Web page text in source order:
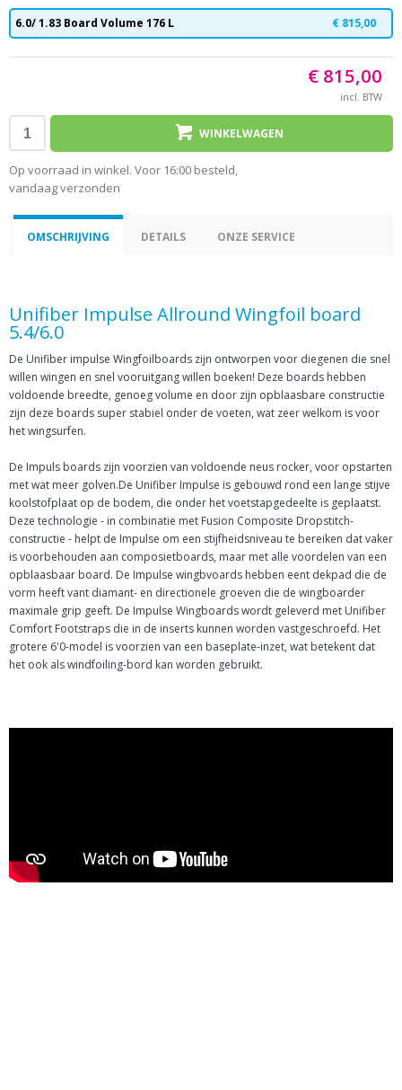
6.0/ 1.83 Board Volume 176 L € 815,00
€ 815,00
incl. BTW
WINKELWAGEN
Op voorraad in winkel. Voor 16:00 besteld,
vandaag verzonden
OMSCHRIJVING DETAILS ONZE SERVICE
Unifiber Impulse Allround Wingfoil board
5.4/6.0
De Unifiber impulse Wingfoilboards zijn ontworpen voor diegenen die snel
willen wingen en snel vooruitgang willen boeken! Deze boards hebben
voldoende breedte, genoeg volume en door zijn opblaasbare constructie
zijn deze boards super stabiel onder de voeten, wat zeer welkom is voor
het wingsurfen.
De Impuls boards zijn voorzien van voldoende neus rocker, voor opstarten
met wat meer golven.De Unifiber Impulse is gebouwd rond een lange stijve
koolstofplaat op de bodem, die onder het voetstapgedeelte is geplaatst.
Deze technologie - in combinatie met Fusion Composite Dropstitch-
constructie - helpt de Impulse om een ​​stijfheidsniveau te bereiken dat vaker
is voorbehouden aan composietboards, maar met alle voordelen van een
opblaasbaar board. De Impulse wingbvoards hebben eent dekpad die de
vorm heeft vant diamant- en directionele groeven die de wingboarder
maximale grip geeft. De Impulse Wingboards wordt geleverd met Unifiber
Comfort Footstraps die in de inserts kunnen worden vastgeschroefd. Het
grotere 6'0-model is voorzien van een baseplate-inzet, wat betekent dat
het ook als windfoiling-bord kan worden gebruikt.